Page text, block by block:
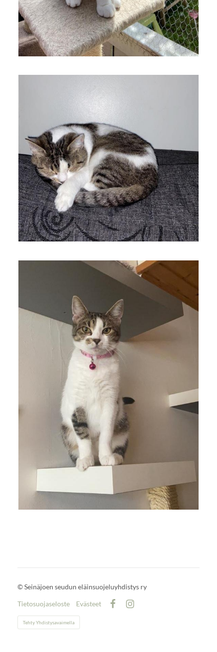
©Seinäjoen seudun eläinsuojeluyhdistys ry
Tietosuojaseloste
Evästeet
Tehty Yhdistysavaimella